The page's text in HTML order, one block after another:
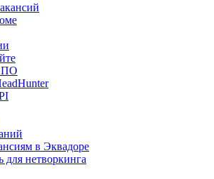
ПО
в Эквадоре
для нетворкинга